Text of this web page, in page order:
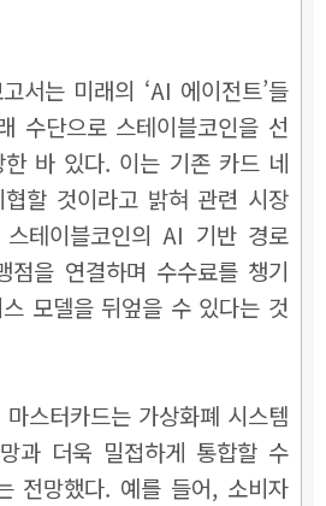
서는 미래의 ‘AI 에이전트’들
수단으로 스테이블코인을 선
바 있다. 이는 기존 카드 네
할 것이라고 밝혀 관련 시장
테이블코인의 AI 기반 경로
점을 연결하며 수수료를 챙기
모델을 뒤엎을 수 있다는 것
스터카드는 가상화폐 시스템
과 더욱 밀접하게 통합할 수
전망했다. 예를 들어, 소비자